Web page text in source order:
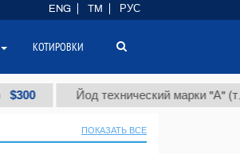
Йод технический марки "А" (т.) $86
ПОКАЗАТЬ ВСЕ
ENG TM РУС
КОТИРОВКИ